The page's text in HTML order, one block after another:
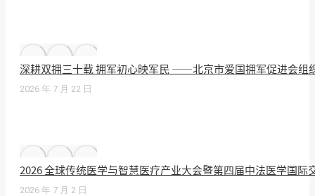
深耕双拥三十载 拥军初心映军民 ——北京市爱国拥军促进会组
2026 年 7 月 22 日
2026 全球传统医学与智慧医疗产业大会暨第四届中法医学国际
2026 年 7 月 2 日